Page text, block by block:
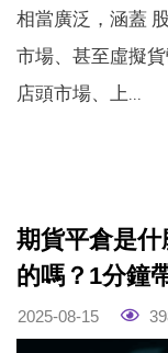
相當廣泛，涵蓋
市場、甚至虛擬
店頭市場、上...
期貨平倉是
的嗎？1分鐘
2025-08-15